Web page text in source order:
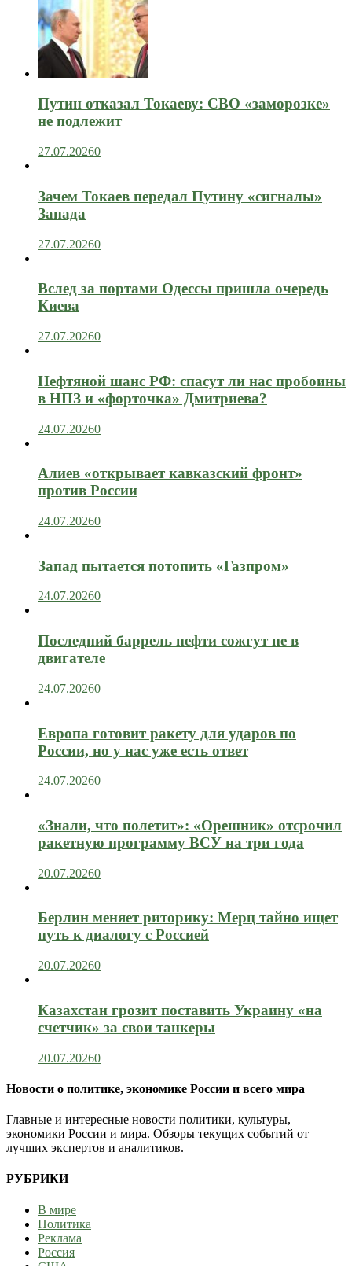
Путин отказал Токаеву: СВО «заморозке»
не подлежит
27.07.20260
Зачем Токаев передал Путину «сигналы»
Запада
27.07.20260
Вслед за портами Одессы пришла очередь
Киева
27.07.20260
Нефтяной шанс РФ: спасут ли нас пробоины
в НПЗ и «форточка» Дмитриева?
24.07.20260
Алиев «открывает кавказский фронт»
против России
24.07.20260
Запад пытается потопить «Газпром»
24.07.20260
Последний баррель нефти сожгут не в
двигателе
24.07.20260
Европа готовит ракету для ударов по
России, но у нас уже есть ответ
24.07.20260
«Знали, что полетит»: «Орешник» отсрочил
ракетную программу ВСУ на три года
20.07.20260
Берлин меняет риторику: Мерц тайно ищет
путь к диалогу с Россией
20.07.20260
Казахстан грозит поставить Украину «на
счетчик» за свои танкеры
20.07.20260
Новости о политике, экономике России и всего мира
Главные и интересные новости политики, культуры,
экономики России и мира. Обзоры текущих событий от
лучших экспертов и аналитиков.
РУБРИКИ
В мире
Политика
Реклама
Россия